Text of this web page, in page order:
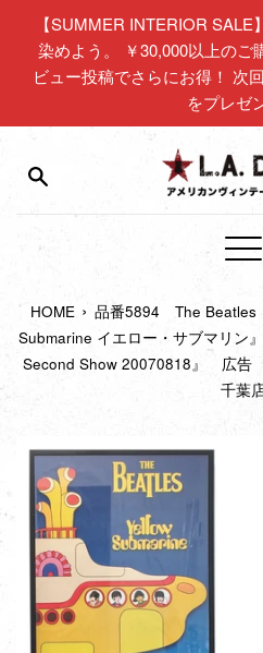
【SUMMER INTERIOR
染めよう。 ￥30,000以上のご
ビュー投稿でさらにお得！ 次
をプレゼ
メ
ュ
ー
HOME › 品番5894 The
Submarine イエロー・サブマリン
Second Show 20070818』 広
千葉